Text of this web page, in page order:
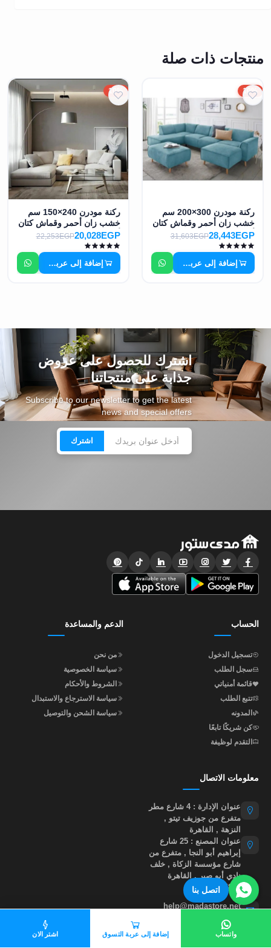
اتصل بنا
واتساب إضافة إلى عربة التسوق اشتر الان
منتجات ذات صلة
10%
ركنة مودرن 300×200 سم
خشب زان أحمر وقماش كتان
أو قطيفة عالي الجودة MS-
10936
28,443EGP
31,603EGP
إضافة إلى عربة التسوق
10%
ركنة مودرن 240×150 سم
خشب زان أحمر وقماش كتان
أو قطيفة عالي الجودة MS-
10938
20,028EGP
22,253EGP
إضافة إلى عربة التسوق
اشترك للحصول على عروض
جذابة على منتجاتنا
Subscribe to our newsletter to get the latest
news and special offers
اشترك
الحساب
تسجيل الدخول
سجل الطلب
قائمة أمنياتي
تتبع الطلب
المدونه
كن شريكًا تابعًا
التقدم لوظيفة
الدعم والمساعدة
من نحن
سياسة الخصوصية
الشروط والأحكام
سياسة الاسترجاع والاستبدال
سياسة الشحن والتوصيل
معلومات الاتصال
عنوان الإدارة : 4 شارع مطر
متفرع من جوزيف تيتو ,
النزهة , القاهرة
عنوان المصنع : 25 شارع
إبراهيم أبو النجا , متفرع من
شارع مؤسسة الزكاة , خلف
نادي أبو صير , القاهرة
01015535855
help@madastore.net